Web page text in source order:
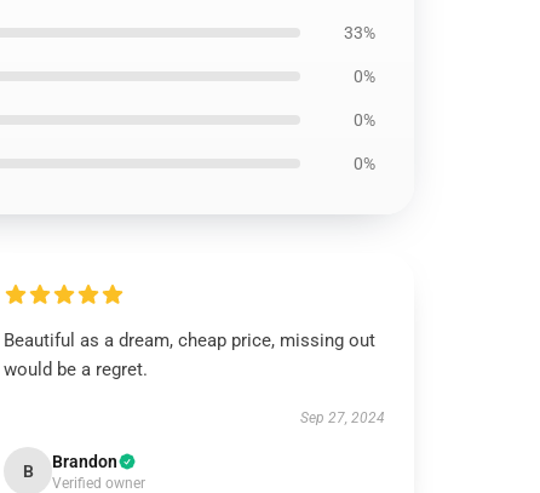
33%
0%
0%
0%
Beautiful as a dream, cheap price, missing out
would be a regret.
Sep 27, 2024
B Brandon
Verified owner